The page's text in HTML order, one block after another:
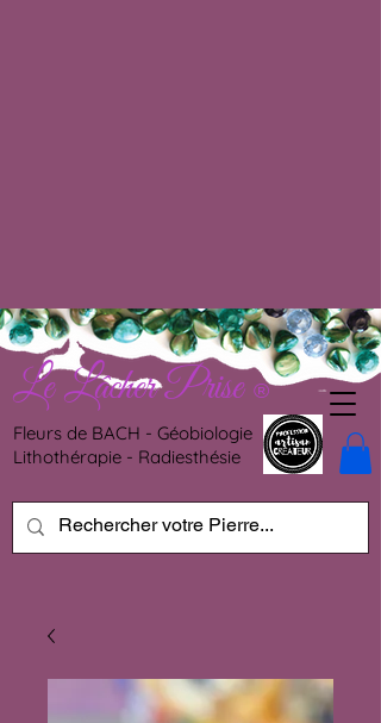
Le Lâcher Prise ®
Fleurs de BACH - Géobiologie
Lithothérapie - Radiesthésie